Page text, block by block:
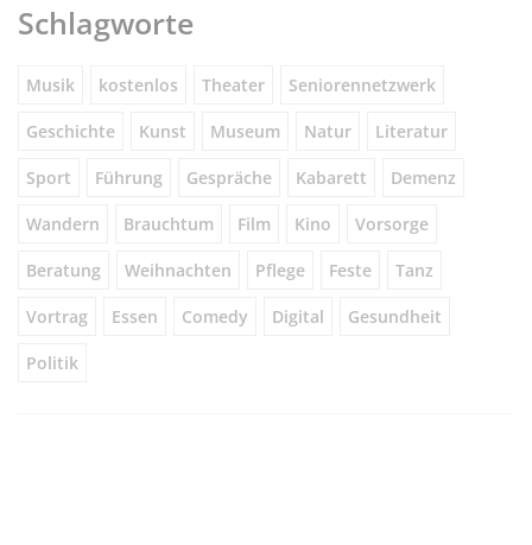
Schlagworte
Musik kostenlos Theater Seniorennetzwerk
Geschichte Kunst Museum Natur Literatur
Sport Führung Gespräche Kabarett Demenz
Wandern Brauchtum Film Kino Vorsorge
Beratung Weihnachten Pflege Feste Tanz
Vortrag Essen Comedy Digital Gesundheit
Politik